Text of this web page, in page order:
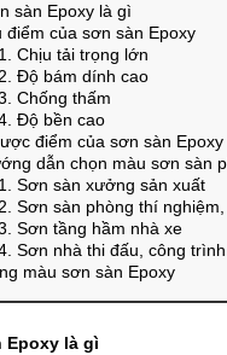
sàn Epoxy là gì
điểm của sơn sàn Epoxy
Chịu tải trọng lớn
Độ bám dính cao
Chống thấm
Độ bền cao
điểm của sơn sàn Epoxy
dẫn chọn màu sơn sàn
Sơn sàn xưởng sản xuất
Sơn sàn phòng thí
Sơn tầng hầm nhà xe
Sơn nhà thi đấu, công
màu sơn sàn Epoxy
Epoxy là gì